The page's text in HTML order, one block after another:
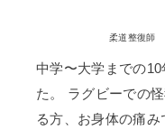
柔道整復師
中学〜大学までの
た。 ラグビーでの
る方、お身体の痛み